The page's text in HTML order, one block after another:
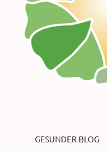
GESUNDER BLOG